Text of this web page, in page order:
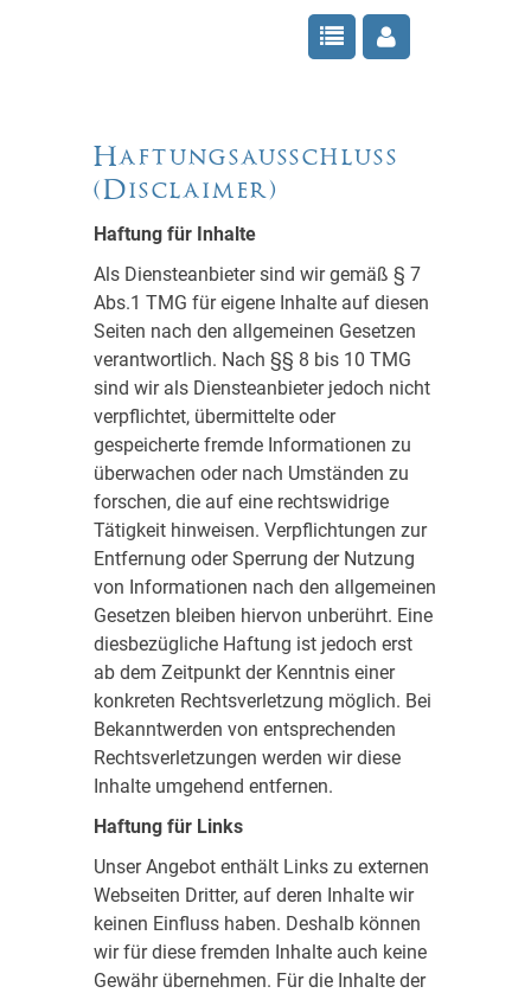
Haftungsausschluss
(Disclaimer)
Haftung für Inhalte
Als Diensteanbieter sind wir gemäß § 7
Abs.1 TMG für eigene Inhalte auf diesen
Seiten nach den allgemeinen Gesetzen
verantwortlich. Nach §§ 8 bis 10 TMG
sind wir als Diensteanbieter jedoch nicht
verpflichtet, übermittelte oder
gespeicherte fremde Informationen zu
überwachen oder nach Umständen zu
forschen, die auf eine rechtswidrige
Tätigkeit hinweisen. Verpflichtungen zur
Entfernung oder Sperrung der Nutzung
von Informationen nach den allgemeinen
Gesetzen bleiben hiervon unberührt. Eine
diesbezügliche Haftung ist jedoch erst
ab dem Zeitpunkt der Kenntnis einer
konkreten Rechtsverletzung möglich. Bei
Bekanntwerden von entsprechenden
Rechtsverletzungen werden wir diese
Inhalte umgehend entfernen.
Haftung für Links
Unser Angebot enthält Links zu externen
Webseiten Dritter, auf deren Inhalte wir
keinen Einfluss haben. Deshalb können
wir für diese fremden Inhalte auch keine
Gewähr übernehmen. Für die Inhalte der